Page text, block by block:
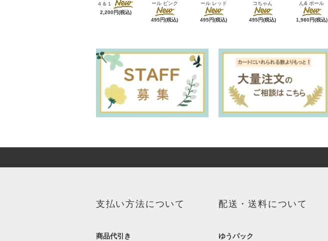
４＆１
2,200円(税込)
ール ピンク
495円(税込)
ール レッド
495円(税込)
コちゃん
495円(税込)
ん& ポール
1,980円(税込)
支払い方法について
商品代引き
配送・送料について
ゆうパック